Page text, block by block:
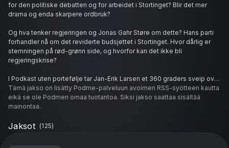
for den politiske debatten og for arbeidet i Stortinget? Blir det mer
drama og enda skarpere ordbruk?
Og hva tenker regjeringen og Jonas Gahr Støre om dette? Hans parti
forhandler nå om det reviderte budsjettet i Stortinget. Hvor dårlig er
stemningen på rød-grønn side, og hvorfor kan det ikke bli
regjeringskrise?
I Podkast uten portefølje tar Jan-Erik Larsen et 360 graders sveip over
norsk politikk i mai 2026 med et svært kompetent panel av gjester:
Politisk redaktør i VG Frøy Gudbrandsen, nyhetssjef i Klassekampen
Lars Vegstein og meningsmålingsguru Johan Giertsen fra nettstedet
Tämä jakso on lisätty Podme-palveluun avoimen RSS-syötteen kautta
eikä se ole Podmen omaa tuotantoa. Siksi jakso saattaa sisältää
mainontaa.
Jaksot (125)